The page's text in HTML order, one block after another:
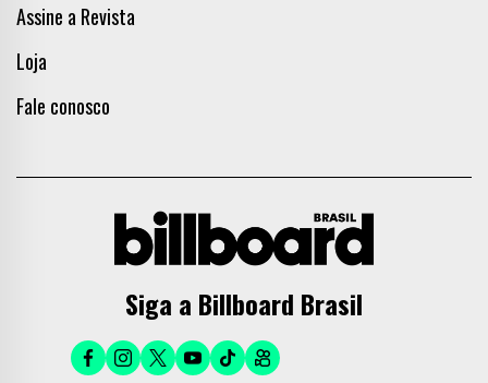
Assine a Revista
Loja
Fale conosco
Siga a Billboard Brasil